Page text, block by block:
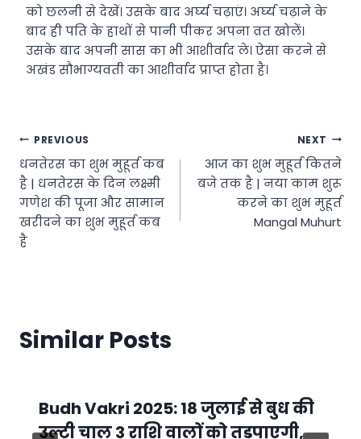
को छलनी से देखें। उसके बाद अर्घ्य चढ़ाएं। अर्घ्य चढ़ाने के
बाद ही पति के हाथों से पानी पीकर अपना व्रत खोलें।
उसके बाद अपनी सास का भी आशीर्वाद ले। ऐसा करने से
अखंड सौभाग्यवती का आशीर्वाद प्राप्त होता है।
Post
navigation
PREVIOUS
धनतेरस का शुभ मुहूर्त कब
है | धनतेरस के दिन लक्ष्मी
गणेश की पूजा और सामान
खरीदने का शुभ मुहूर्त कब
है
NEXT
आज का शुभ मुहूर्त कितने
बजे तक है | नया काम शुरू
करने का शुभ मुहूर्त
Mangal Muhurt
Similar Posts
Budh Vakri 2025: 18 जुलाई से बुध की
उल्टी चाल 3 राशि वालों को तड़पाएगी,